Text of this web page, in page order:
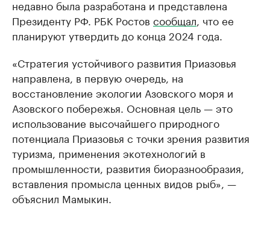
недавно была разработана и представлена
Президенту РФ. РБК Ростов сообщал , что ее
планируют утвердить до конца 2024 года.
«Стратегия устойчивого развития Приазовья
направлена, в первую очередь, на
восстановление экологии Азовского моря и
Азовского побережья. Основная цель — это
использование высочайшего природного
потенциала Приазовья с точки зрения развития
туризма, применения экотехнологий в
промышленности, развития биоразнообразия,
вставления промысла ценных видов рыб», —
объяснил Мамыкин.